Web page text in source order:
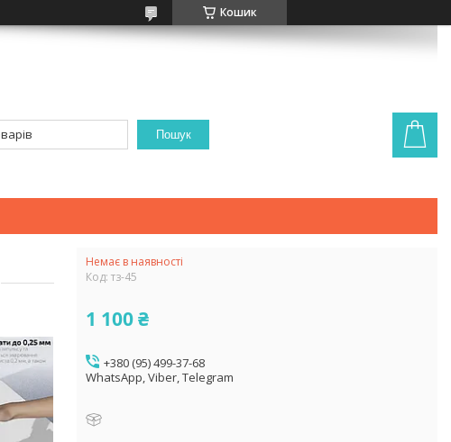
Кошик
Пошук
Немає в наявності
Код: тз-45
1 100 ₴
+380 (95) 499-37-68
WhatsApp, Viber, Telegram